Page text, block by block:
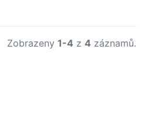
Zobrazeny 1-4 z 4 záznamů.